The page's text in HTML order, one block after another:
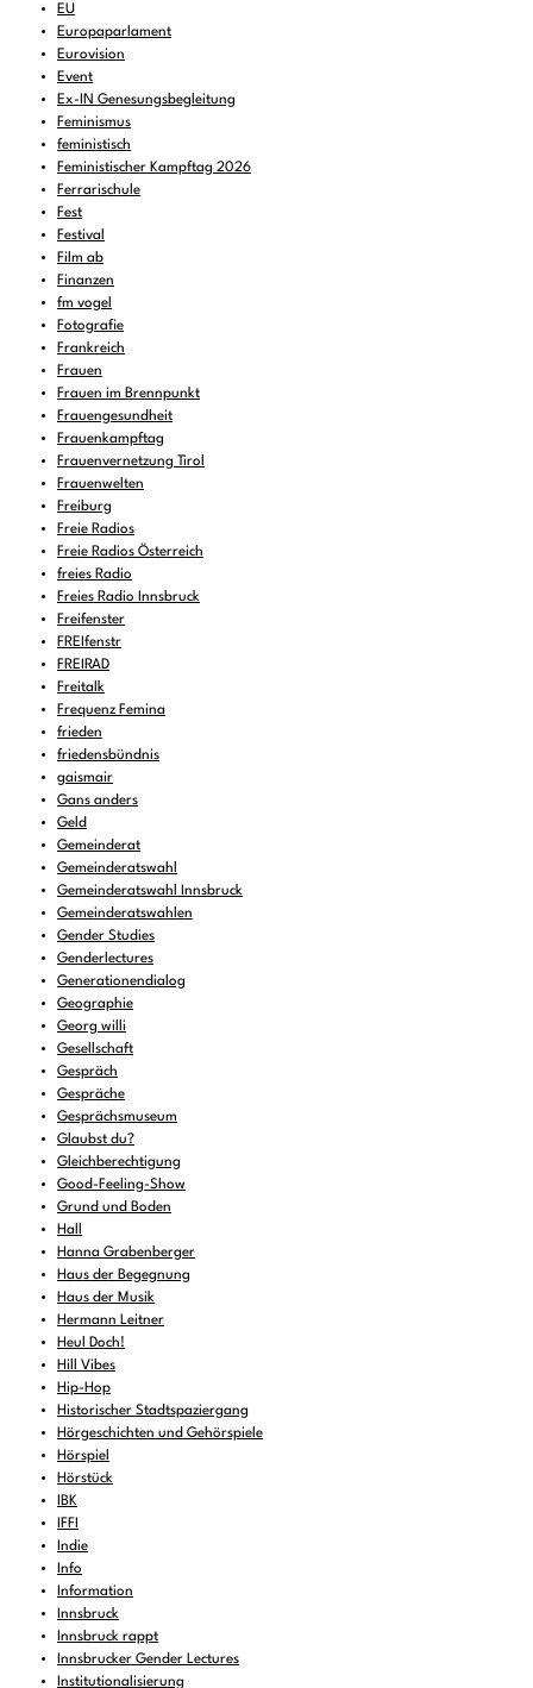
EU
Europaparlament
Eurovision
Event
Ex-IN Genesungsbegleitung
Feminismus
feministisch
Feministischer Kampftag 2026
Ferrarischule
Fest
Festival
Film ab
Finanzen
fm vogel
Fotografie
Frankreich
Frauen
Frauen im Brennpunkt
Frauengesundheit
Frauenkampftag
Frauenvernetzung Tirol
Frauenwelten
Freiburg
Freie Radios
Freie Radios Österreich
freies Radio
Freies Radio Innsbruck
Freifenster
FREIfenstr
FREIRAD
Freitalk
Frequenz Femina
frieden
friedensbündnis
gaismair
Gans anders
Geld
Gemeinderat
Gemeinderatswahl
Gemeinderatswahl Innsbruck
Gemeinderatswahlen
Gender Studies
Genderlectures
Generationendialog
Geographie
Georg willi
Gesellschaft
Gespräch
Gespräche
Gesprächsmuseum
Glaubst du?
Gleichberechtigung
Good-Feeling-Show
Grund und Boden
Hall
Hanna Grabenberger
Haus der Begegnung
Haus der Musik
Hermann Leitner
Heul Doch!
Hill Vibes
Hip-Hop
Historischer Stadtspaziergang
Hörgeschichten und Gehörspiele
Hörspiel
Hörstück
IBK
IFFI
Indie
Info
Information
Innsbruck
Innsbruck rappt
Innsbrucker Gender Lectures
Institutionalisierung